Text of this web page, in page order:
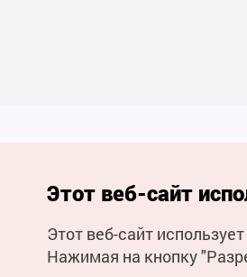
(с) Национальная организация
защищены
Для извещения об ошибках и
Этот веб-сайт
Этот веб-сайт
Нажимая на кнопку